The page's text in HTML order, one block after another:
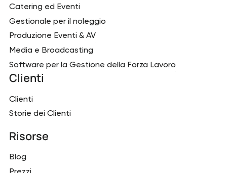
Catering ed Eventi
Gestionale per il noleggio
Produzione Eventi & AV
Media e Broadcasting
Software per la Gestione della Forza Lavoro
Clienti
Clienti
Storie dei Clienti
Risorse
Blog
Prezzi